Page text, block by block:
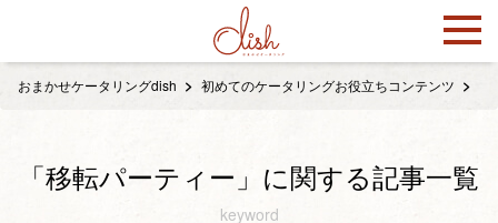
おまかせケータリングdish 初めてのケータリングお役立ちコンテンツ
「移転パーティー」に関する記事一覧
keyword